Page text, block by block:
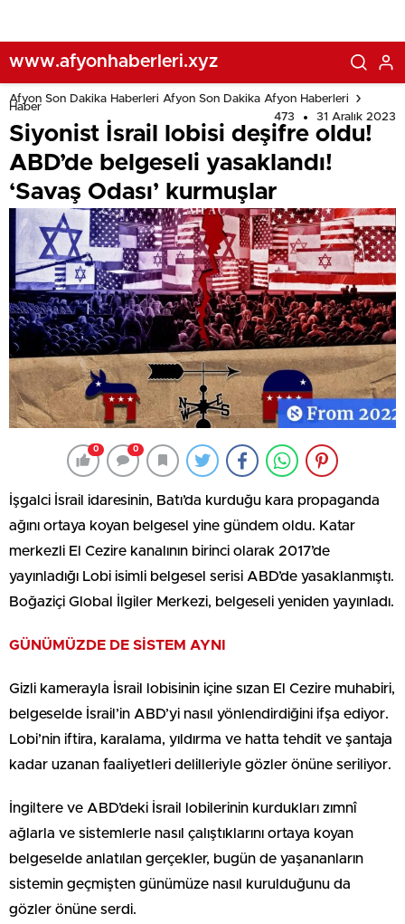
www.afyonhaberleri.xyz
Afyon Son Dakika Haberleri Afyon Son Dakika Afyon Haberleri
Haber
473
31 Aralık 2023
Siyonist İsrail lobisi deşifre oldu!
ABD’de belgeseli yasaklandı!
‘Savaş Odası’ kurmuşlar
0 0
İşgalci İsrail idaresinin, Batı’da kurduğu kara propaganda
ağını ortaya koyan belgesel yine gündem oldu. Katar
merkezli El Cezire kanalının birinci olarak 2017’de
yayınladığı Lobi isimli belgesel serisi ABD’de yasaklanmıştı.
Boğaziçi Global İlgiler Merkezi, belgeseli yeniden yayınladı.
GÜNÜMÜZDE DE SİSTEM AYNI
Gizli kamerayla İsrail lobisinin içine sızan El Cezire muhabiri,
belgeselde İsrail’in ABD’yi nasıl yönlendirdiğini ifşa ediyor.
Lobi’nin iftira, karalama, yıldırma ve hatta tehdit ve şantaja
kadar uzanan faaliyetleri delilleriyle gözler önüne seriliyor.
İngiltere ve ABD’deki İsrail lobilerinin kurdukları zımnî
ağlarla ve sistemlerle nasıl çalıştıklarını ortaya koyan
belgeselde anlatılan gerçekler, bugün de yaşananların
sistemin geçmişten günümüze nasıl kurulduğunu da
gözler önüne serdi.